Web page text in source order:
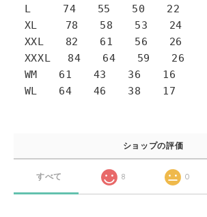
L 74 55 50 22
XL 78 58 53 24
XXL 82 61 56 26
XXXL 84 64 59 26
WM 61 43 36 16
WL 64 46 38 17
ショップの評価
すべて 8 0